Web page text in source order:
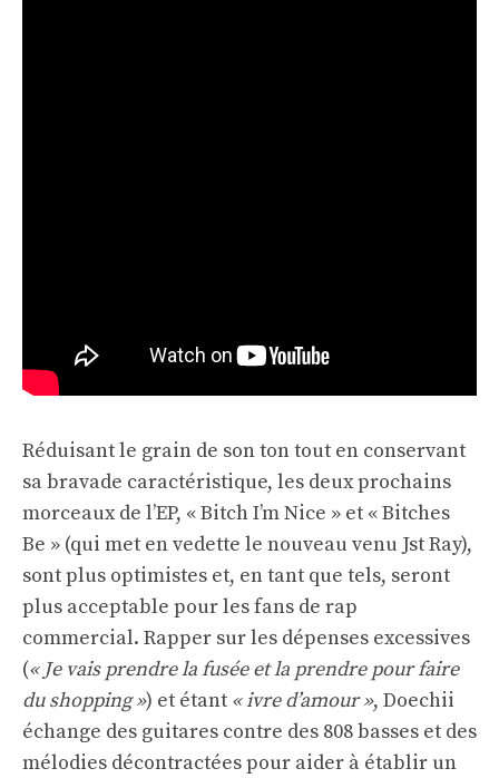
Réduisant le grain de son ton tout en conservant
sa bravade caractéristique, les deux prochains
morceaux de l’EP, « Bitch I’m Nice » et « Bitches
Be » (qui met en vedette le nouveau venu Jst Ray),
sont plus optimistes et, en tant que tels, seront
plus acceptable pour les fans de rap
commercial. Rapper sur les dépenses excessives
(« Je vais prendre la fusée et la prendre pour faire
du shopping ») et étant « ivre d’amour », Doechii
échange des guitares contre des 808 basses et des
mélodies décontractées pour aider à établir un